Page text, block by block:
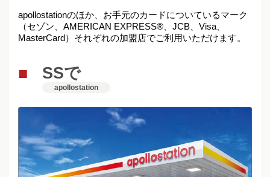
apollostationのほか、お手元のカードについているマーク
（セゾン、AMERICAN EXPRESS®、JCB、Visa、
MasterCard）それぞれの加盟店でご利用いただけます。
SSで
apollostation